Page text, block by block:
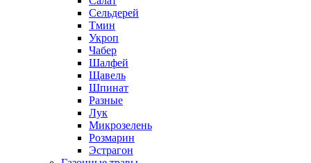
Сельдерей
Тмин
Укроп
Чабер
Шалфей
Щавель
Шпинат
Разные
Лук
Микрозелень
Розмарин
Эстрагон